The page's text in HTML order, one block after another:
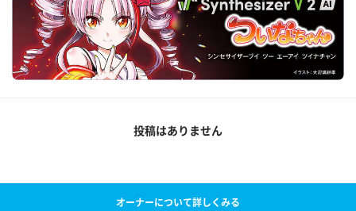
投稿はありません
オーナーについて詳しくみる